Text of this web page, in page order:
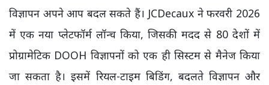
विज्ञापन अपने आप बदल सकते हैं। JCDecaux ने फरवरी 2026
में एक नया प्लेटफॉर्म लॉन्च किया, जिसकी मदद से 80 देशों में
प्रोग्रामेटिक DOOH विज्ञापनों को एक ही सिस्टम से मैनेज किया
जा सकता है। इसमें रियल-टाइम बिडिंग, बदलते विज्ञापन और